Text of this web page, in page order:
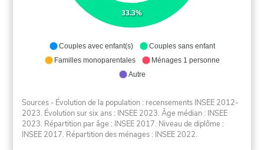
33.3%
Couples avec enfant(s)
Couples sans enfant
Familles monoparentales
Ménages 1 personne
Autre
Sources - Évolution de la population : recensements INSEE 2012-
2023. Évolution sur six ans : INSEE 2023. Âge médian : INSEE
2023. Répartition par âge : INSEE 2017. Niveau de diplôme :
INSEE 2017. Répartition des ménages : INSEE 2022.